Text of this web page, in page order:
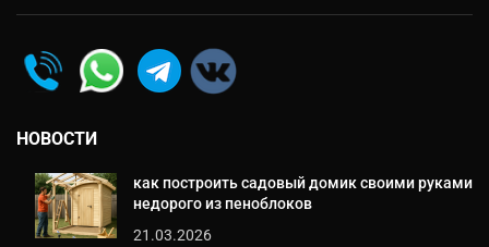
НОВОСТИ
как построить садовый домик своими руками
недорого из пеноблоков
21.03.2026